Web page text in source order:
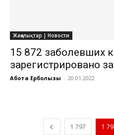
Жаңалықтар | Новости
15 872 заболевших
зарегистрировано
Ақбота Ерболқызы - 20.01.2022
1 797 1